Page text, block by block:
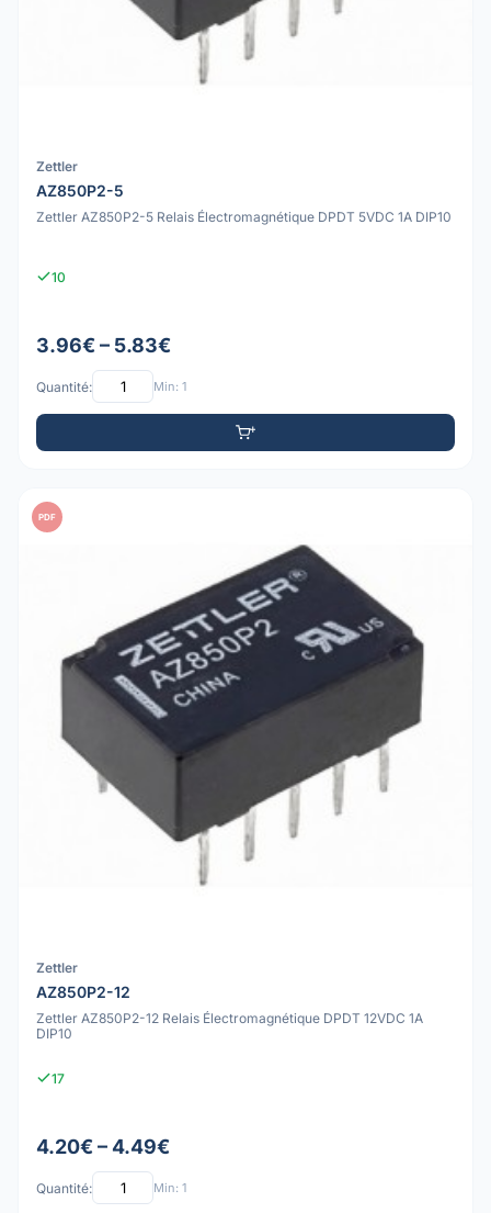
Zettler
AZ850P2-5
Zettler AZ850P2-5 Relais Électromagnétique DPDT 5VDC 1A DIP10
10
3.96€ – 5.83€
Quantité: Min: 1
PDF
Zettler
AZ850P2-12
Zettler AZ850P2-12 Relais Électromagnétique DPDT 12VDC 1A
DIP10
17
4.20€ – 4.49€
Quantité: Min: 1